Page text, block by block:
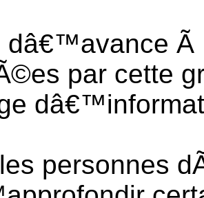
dâ€™avance
par cette
personnes